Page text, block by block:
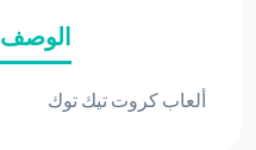
الوصف
ألعاب كروت تيك توك